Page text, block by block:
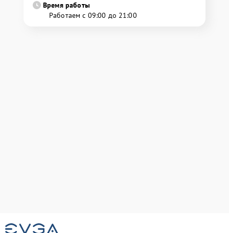
Время работы
Работаем с 09:00 до 21:00